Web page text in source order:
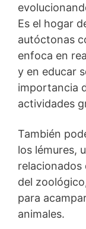
Es el hogar
autóctonas
enfoca en
y en educar
importancia
actividades
También
los lémures,
del
para
animales.